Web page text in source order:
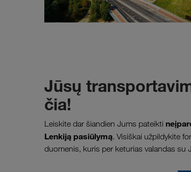
Jūsų
čia!
Leiskite dar šiandien Jums pateikti
Lenkiją pasiūlymą. Visiškai užpildykite
duomenis, kuris per keturias valandas su